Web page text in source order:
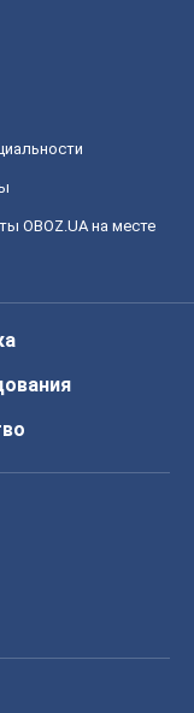
OBOZ.UA на месте